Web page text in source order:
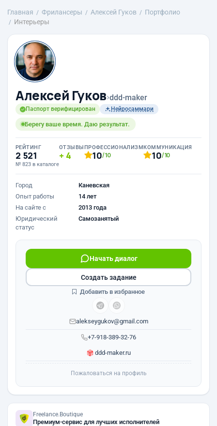
Главная Фрилансеры Алексей Гуков
Портфолио
Интерьеры
Алексей Гуков›ddd-maker
Паспорт верифицирован Нейросаммари
Берегу ваше время. Даю результат.
РЕЙТИНГ
2 521
№ 823 в каталоге
ОТЗЫВЫ
4
ПРОФЕССИОНАЛИЗМ
10/10
КОММУНИКАЦИЯ
10/10
Город
Каневская
Опыт работы
14 лет
На сайте с
2013 года
Юридический
статус
Самозанятый
+7-918-389-32-76
Начать диалог
alekseygukov@gmail.com
ddd-maker.ru
Создать задание
Добавить в избранное
Пожаловаться на профиль
Freelance.Boutique
Премиум-сервис для лучших исполнителей